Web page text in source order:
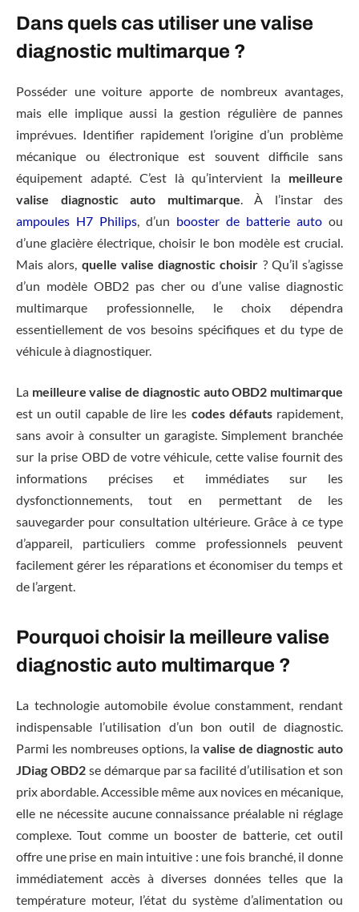
Dans quels cas utiliser une valise
diagnostic multimarque ?
Posséder une voiture apporte de nombreux avantages,
mais elle implique aussi la gestion régulière de pannes
imprévues. Identifier rapidement l’origine d’un problème
mécanique ou électronique est souvent difficile sans
équipement adapté. C’est là qu’intervient la meilleure
valise diagnostic auto multimarque. À l’instar des
ampoules H7 Philips, d’un booster de batterie auto ou
d’une glacière électrique, choisir le bon modèle est crucial.
Mais alors, quelle valise diagnostic choisir ? Qu’il s’agisse
d’un modèle OBD2 pas cher ou d’une valise diagnostic
multimarque professionnelle, le choix dépendra
essentiellement de vos besoins spécifiques et du type de
véhicule à diagnostiquer.
La meilleure valise de diagnostic auto OBD2 multimarque
est un outil capable de lire les codes défautsrapidement,
sans avoir à consulter un garagiste. Simplement branchée
sur la prise OBD de votre véhicule, cette valise fournit des
informations précises et immédiates sur les
dysfonctionnements, tout en permettant de les
sauvegarder pour consultation ultérieure. Grâce à ce type
d’appareil, particuliers comme professionnels peuvent
facilement gérer les réparations et économiser du temps et
de l’argent.
Pourquoi choisir la meilleure valise
diagnostic auto multimarque ?
La technologie automobile évolue constamment, rendant
indispensable l’utilisation d’un bon outil de diagnostic.
Parmi les nombreuses options, la valise de diagnostic auto
JDiag OBD2se démarque par sa facilité d’utilisation et son
prix abordable. Accessible même aux novices en mécanique,
elle ne nécessite aucune connaissance préalable ni réglage
complexe. Tout comme un booster de batterie, cet outil
offre une prise en main intuitive : une fois branché, il donne
immédiatement accès à diverses données telles que la
température moteur, l’état du système d’alimentation ou